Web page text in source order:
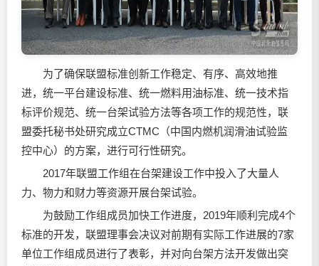
为了确保联盟标准创新工作稳定、有序、高效地推
进，统一平台建设标准、统一燃料用油标准、统一技术指
标评价规范、统一台架试验方法等各项工作的规范性，联
盟委托秘书处研究成立CTMC（中国内燃机润滑油试验监
控中心）的方案，进行可行性研究。
2017年联盟工作组在台架建设工作中投入了大量人
力、物力和财力等资源开展台架试验。
为鼓励工作组成员加快工作进度，2019年顺利完成4个
标准的开发，联盟理事会决议对前期有实际工作进展的7家
单位工作组成员进行了表彰，并对向台架方法开发做出突